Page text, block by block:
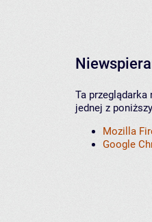
Ta
jednej z
Mozilla
Google